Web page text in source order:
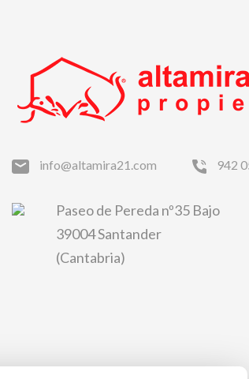
info@altamira21.com 942
Paseo de Pereda nº35 Bajo
39004 Santander
(Cantabria)